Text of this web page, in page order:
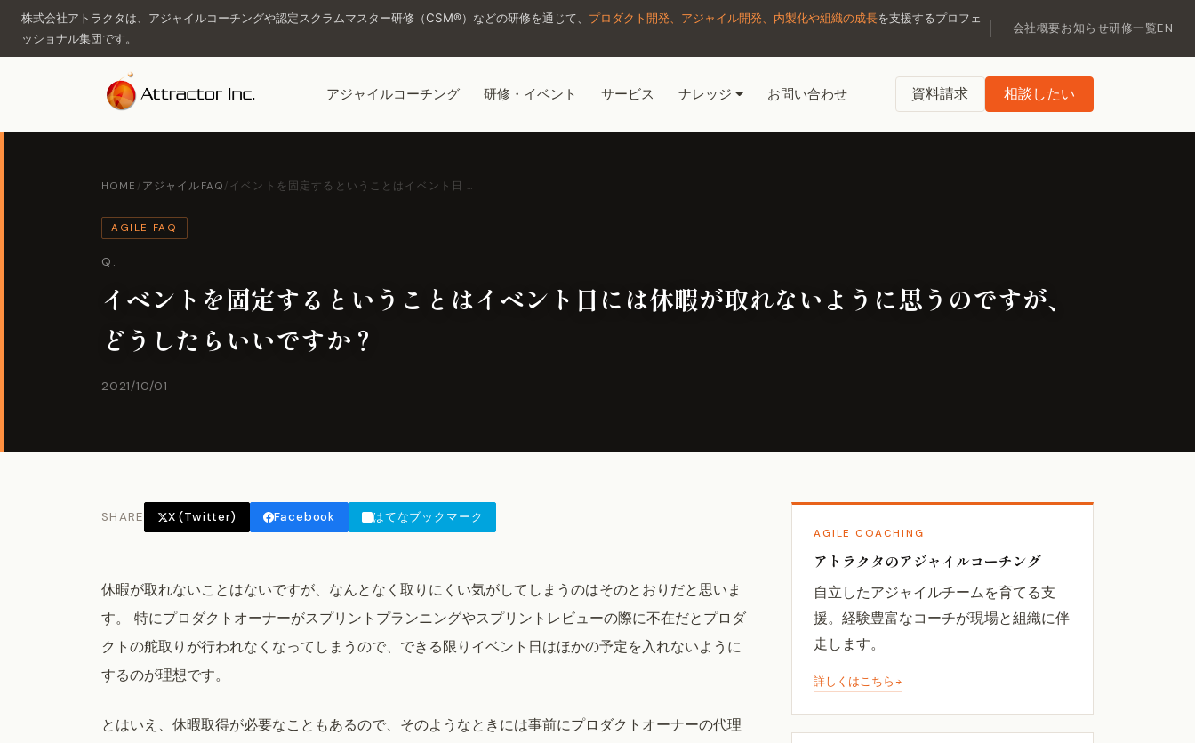
株式会社アトラクタは、アジャイルコーチングや認定スクラムマスター研修（CSM®）などの研修を通じて、 プロダクト開発、アジャイル開発、内製化や組織の成長を支援するプロフェ
ッショナル集団です。
会社概要お知らせ研修一覧EN
アジャイルコーチング 研修・イベント サービス ナレッジ お問い合わせ 資料請求 相談したい
HOME / アジャイルFAQ / イベントを固定するということはイベント日 …
AGILE FAQ
Q.
イベントを固定するということはイベント日には休暇が取れないように思うのですが、
どうしたらいいですか？
2021/10/01
SHARE X (Twitter) Facebook はてなブックマーク
休暇が取れないことはないですが、なんとなく取りにくい気がしてしまうのはそのとおりだと思いま
す。 特にプロダクトオーナーがスプリントプランニングやスプリントレビューの際に不在だとプロダ
クトの舵取りが行われなくなってしまうので、できる限りイベント日はほかの予定を入れないように
するのが理想です。
とはいえ、休暇取得が必要なこともあるので、そのようなときには事前にプロダクトオーナーの代理
AGILE COACHING
アトラクタのアジャイルコーチング
自立したアジャイルチームを育てる支
援。経験豊富なコーチが現場と組織に伴
走します。
詳しくはこちら